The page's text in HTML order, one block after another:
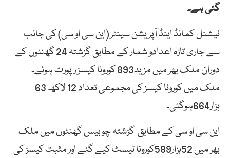
گئی ہے۔
نیشنل کمانڈ اینڈ آپریشن سینٹر (این سی او سی) کی جانب
سے جاری تازہ اعدادو شمار کے مطابق گزشتہ 24 گھنٹوں کے
دوران ملک بھر میں مزید893 کورونا کیسز رپورٹ ہوئے۔
ملک میں کورونا کیسز کی مجموعی تعداد 12 لاکھ 63
ہزار664ہوگئی۔
این سی او سی کے مطابق گزشتہ چوبیس گھنٹوں میں ملک
بھر میں 52ہزار589کورونا ٹیسٹ کیے گئے اور مثبت کیسز کی